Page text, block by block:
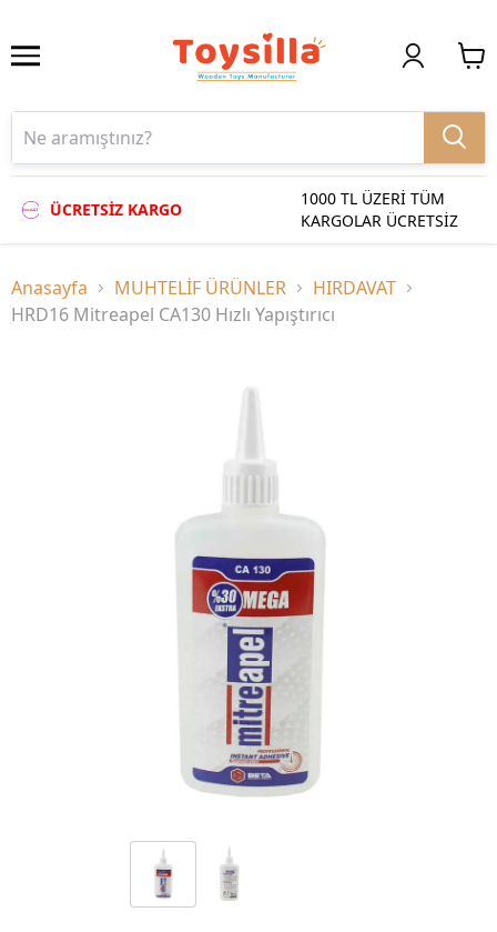
ÜCRETSİZ KARGO
1000 TL ÜZERİ TÜM
KARGOLAR ÜCRETSİZ
Anasayfa MUHTELİF ÜRÜNLER
HIRDAVAT
HRD16 Mitreapel CA130 Hızlı Yapıştırıcı